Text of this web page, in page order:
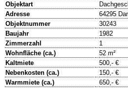
Objektart
Adresse
64295
Objektnummer
30243
Baujahr
1982
Zimmerzahl
1
Wohnfläche (ca.)
52 m²
Kaltmiete
500,- €
Nebenkosten (ca.)
150,- €
Warmmiete (ca.)
650,- €